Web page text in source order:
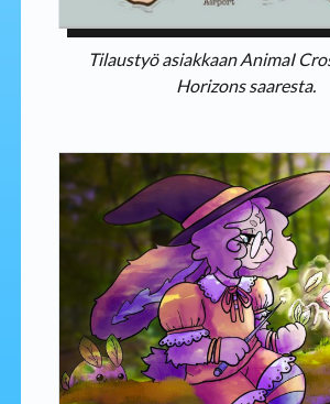
Tilaustyö asiakkaan AnimaI
Horizons saaresta.